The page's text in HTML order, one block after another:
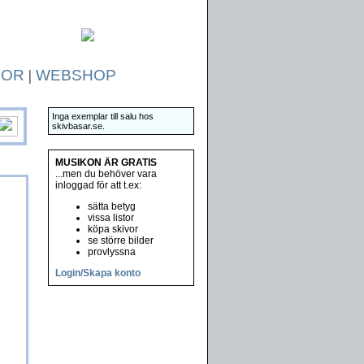
| WEBSHOP
Inga exemplar till salu hos
skivbasar.se.
MUSIKON ÄR GRATIS
...men du behöver vara
inloggad för att t.ex:
sätta betyg
vissa listor
köpa skivor
se större bilder
provlyssna
Login/Skapa konto